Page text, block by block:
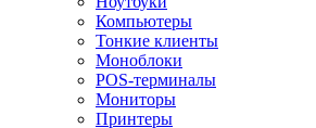
Компьютеры
Тонкие клиенты
Моноблоки
POS-терминалы
Мониторы
Принтеры